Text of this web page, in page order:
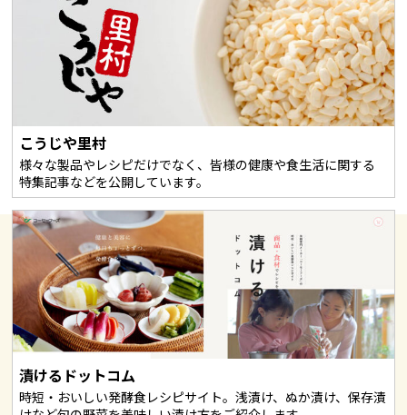
こうじや里村
様々な製品やレシピだけでなく、皆様の健康や食生活に関する
特集記事などを公開しています。
漬けるドットコム
時短・おいしい発酵食レシピサイト。浅漬け、ぬか漬け、保存漬